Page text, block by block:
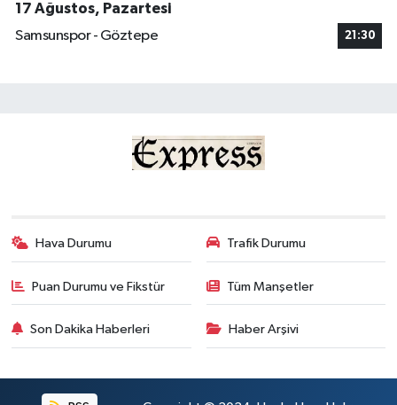
17 Ağustos, Pazartesi
Samsunspor - Göztepe
21:30
Hava Durumu Trafik Durumu
Puan Durumu ve Fikstür Tüm Manşetler
Son Dakika Haberleri Haber Arşivi